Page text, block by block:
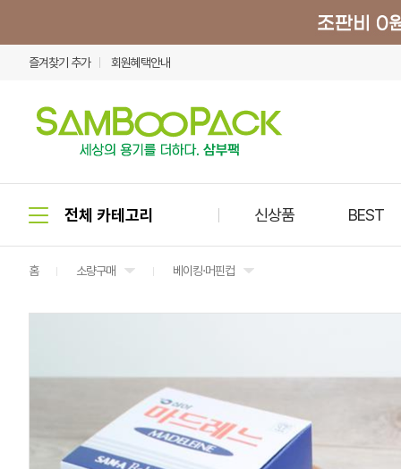
즐겨찾기 추가 회원혜택안내
신상품 BEST
홈 소량구매 베이킹·머핀컵